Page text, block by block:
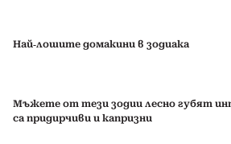
Най-лошите домакини в зодиака
Мъжете от тези зодии лесно губят
са придирчиви и капризни